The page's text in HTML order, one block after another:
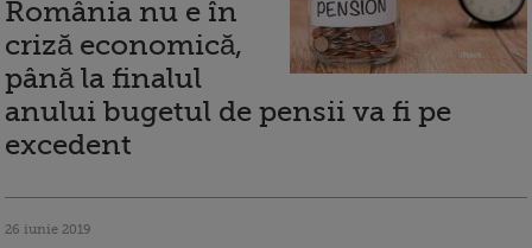
România nu e în
criză economică,
până la finalul
anului bugetul de pensii va fi pe
excedent
26 iunie 2019